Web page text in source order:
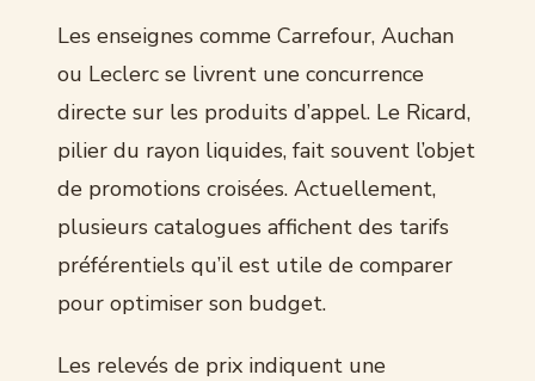
Les enseignes comme Carrefour, Auchan
ou Leclerc se livrent une concurrence
directe sur les produits d’appel. Le Ricard,
pilier du rayon liquides, fait souvent l’objet
de promotions croisées. Actuellement,
plusieurs catalogues affichent des tarifs
préférentiels qu’il est utile de comparer
pour optimiser son budget.
Les relevés de prix indiquent une